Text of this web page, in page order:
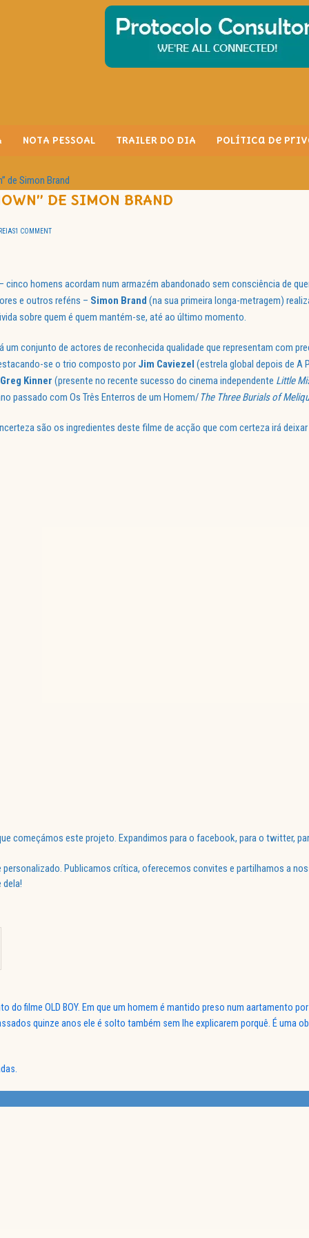
NOTA PESSOAL TRAILER DO DIA Política de
de Simon Brand
DE SIMON BRAND
1 COMMENT
cinco homens acordam num armazém abandonado sem consciência de
e outros reféns – Simon Brand (na sua primeira longa-metragem)
sobre quem é quem mantém-se, até ao último momento.
um conjunto de actores de reconhecida qualidade que representam com
se o trio composto por Jim Caviezel (estrela global depois de A
Greg Kinner (presente no recente sucesso do cinema independente Little
passado com Os Três Enterros de um Homem/ The Three Burials of
são os ingredientes deste filme de acção que com certeza irá
começámos este projeto. Expandimos para o facebook, para o twitter,
Publicamos crítica, oferecemos convites e partilhamos a
dela!
do filme OLD BOY. Em que um homem é mantido preso num aartamento
quinze anos ele é solto também sem lhe explicarem porquê. É uma